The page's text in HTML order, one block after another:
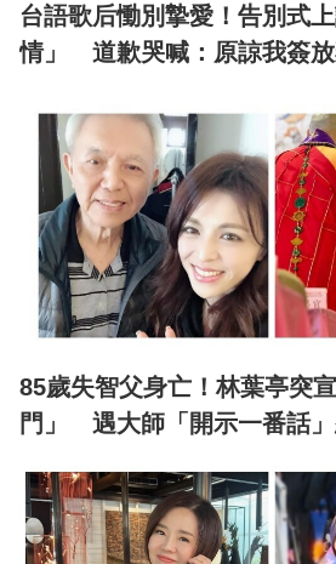
台語歌后慟別摯愛！告別式
情」 道歉哭喊：原諒我簽
85歲失智父身亡！林葉亭突
門」 遇大師「開示一番話